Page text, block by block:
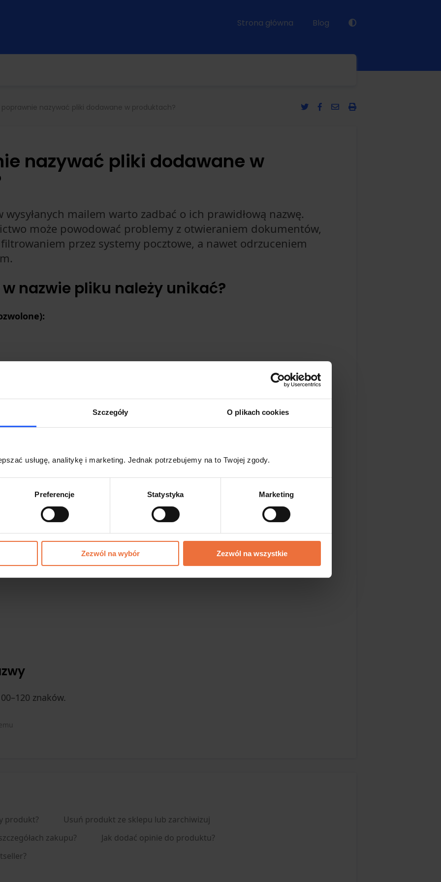
Szczegóły O plikach cookies
usługę, analitykę i marketing. Jednak potrzebujemy na to Twojej zgody.
Preferencje Statystyka Marketing
Zezwól na wybór Zezwól na wszystkie
Strona główna Blog
poprawnie nazywać pliki dodawane w produktach?
nazywać pliki dodawane w
wysyłanych mailem warto zadbać o ich prawidłową nazwę.
może powodować problemy z otwieraniem dokumentów,
przez systemy pocztowe, a nawet odrzuceniem
nazwie pliku należy unikać?
systemy operacyjne i mogą uniemożliwić zapisanie lub otwarcie pliku.
pobieraniu pliku oraz być zmieniane automatycznie przez system.
Zamiast spacji używaj podkreślenia_ lub myślnika -
nazwy plików?
zestaw znaków:
znaków.
produkt?
Usuń produkt ze sklepu lub zarchiwizuj
zakupu?
Jak dodać opinie do produktu?